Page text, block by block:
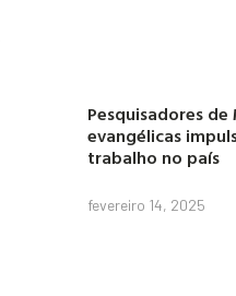
Pesquisadores
evangélicas
trabalho no país
fevereiro 14, 2025